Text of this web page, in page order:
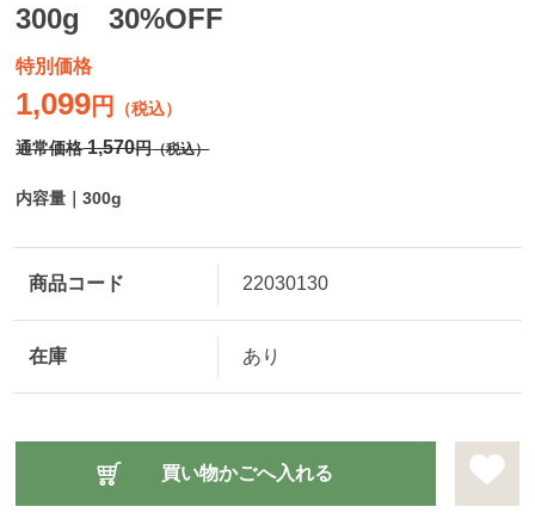
300g 30%OFF
内容量｜300g
特別価格
1,099円 （税込）
通常価格1,570円（税込）
商品コード 22030130
在庫 あり